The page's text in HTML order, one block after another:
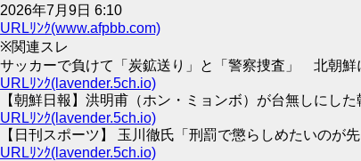
2026年7月9日 6:10
URLﾘﾝｸ(www.afpbb.com)
※関連スレ
サッカーで負けて「炭鉱送り」と「警察捜査」 北朝
URLﾘﾝｸ(lavender.5ch.io)
【朝鮮日報】洪明甫（ホン・ミョンボ）が台無しにし
URLﾘﾝｸ(lavender.5ch.io)
【日刊スポーツ】 玉川徹氏「刑罰で懲らしめたいの
URLﾘﾝｸ(lavender.5ch.io)